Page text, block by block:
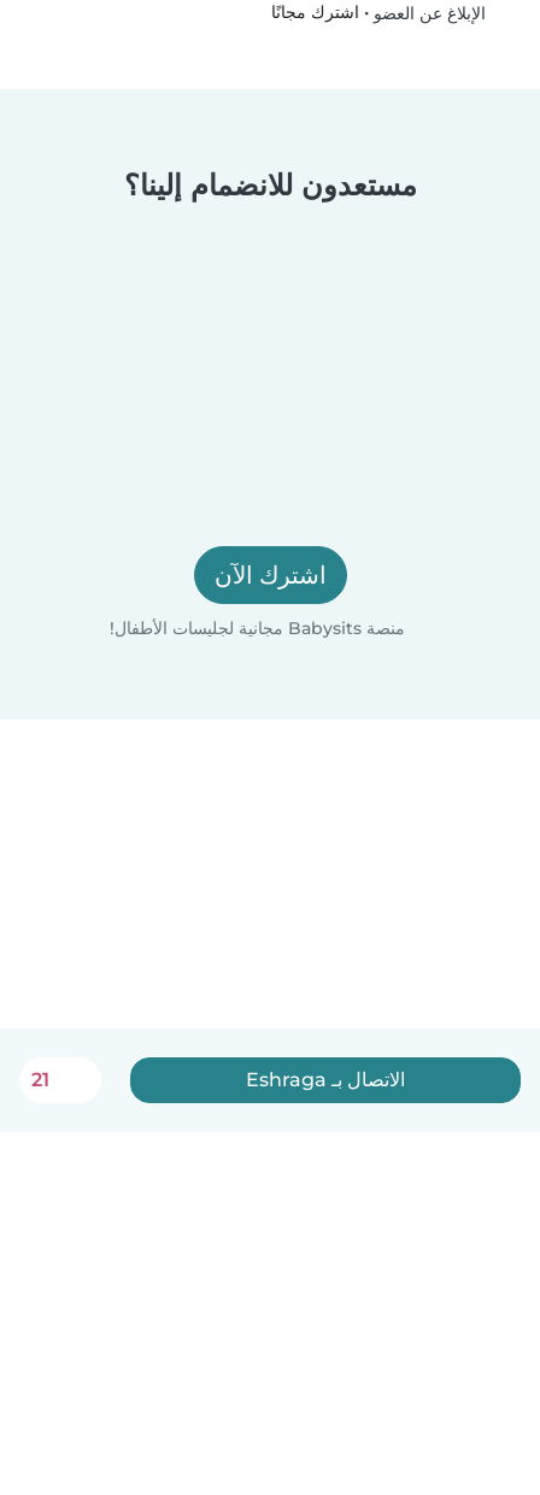
الإبلاغ عن العضو • اشترك مجانًا
مستعدون للانضمام إلينا؟
اشترك الآن
منصة Babysits مجانية لجليسات الأطفال!
الاتصال بـ Eshraga 21